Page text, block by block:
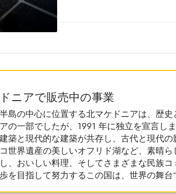
ニアで販売中の事業
島の中心に位置する北マケドニアは、歴
の一部でしたが、1991 年に独立を宣言し
築と現代的な建築が共存し、古代と現代
世界遺産の美しいオフリド湖など、素晴
、おいしい料理、そしてさまざまな民族
を目指して努力するこの国は、世界の舞